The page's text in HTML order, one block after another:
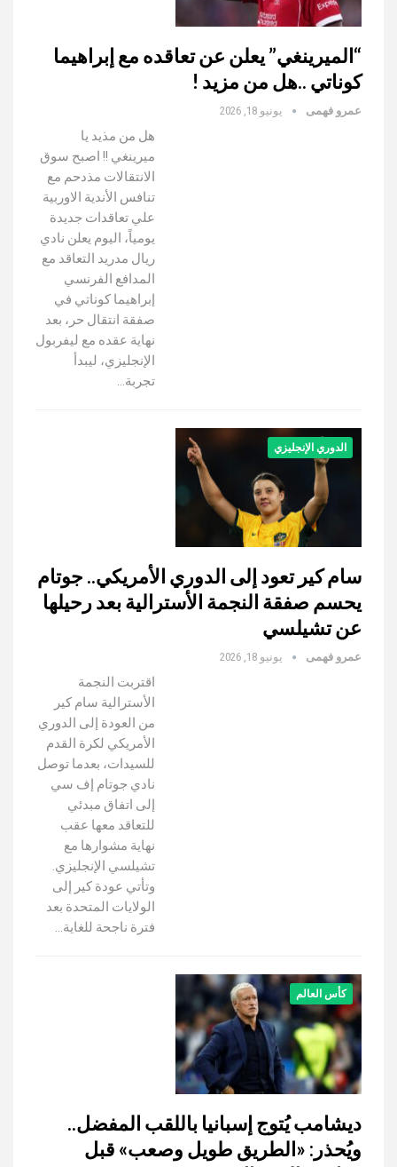
“الميرينغي” يعلن عن تعاقده مع إبراهيما
كوناتي ..هل من مزيد !
عمرو فهمى يونيو 18, 2026
هل من مذيد يا
ميرينغي !! اصبح سوق
الانتقالات مذدحم مع
تنافس الأندية الاوربية
علي تعاقدات جديدة
يومياً، اليوم يعلن نادي
ريال مدريد التعاقد مع
المدافع الفرنسي
إبراهيما كوناتي في
صفقة انتقال حر، بعد
نهاية عقده مع ليفربول
الإنجليزي، ليبدأ
تجربة…
الدوري الإنجليزي
سام كير تعود إلى الدوري الأمريكي.. جوتام
يحسم صفقة النجمة الأسترالية بعد رحيلها
عن تشيلسي
عمرو فهمى يونيو 18, 2026
اقتربت النجمة
الأسترالية سام كير
من العودة إلى الدوري
الأمريكي لكرة القدم
للسيدات، بعدما توصل
نادي جوتام إف سي
إلى اتفاق مبدئي
للتعاقد معها عقب
نهاية مشوارها مع
تشيلسي الإنجليزي.
وتأتي عودة كير إلى
الولايات المتحدة بعد
فترة ناجحة للغاية…
كأس العالم
ديشامب يُتوج إسبانيا باللقب المفضل..
ويُحذر: «الطريق طويل وصعب» قبل